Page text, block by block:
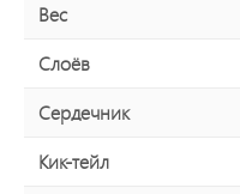
Вес
Слоёв
Сердечник
Кик-тейл